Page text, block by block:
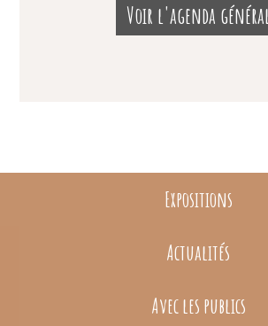
Voir l'agenda général
Expositions
Actualités
Avec les publics